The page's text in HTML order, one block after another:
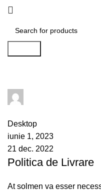
Desktop
iunie 1, 2023
21 dec. 2022
Politica de Livrare
At solmen va esser